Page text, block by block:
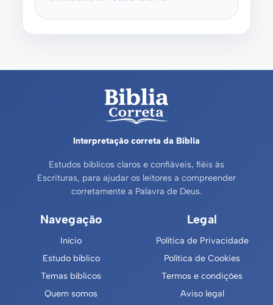
Interpretação correta da Bíblia
Estudos bíblicos claros e confiáveis, fiéis às
Escrituras, para ajudar os leitores a compreender
corretamente a Palavra de Deus.
Navegação
Início
Estudo bíblico
Temas bíblicos
Quem somos
Legal
Política de Privacidade
Política de Cookies
Termos e condições
Aviso legal